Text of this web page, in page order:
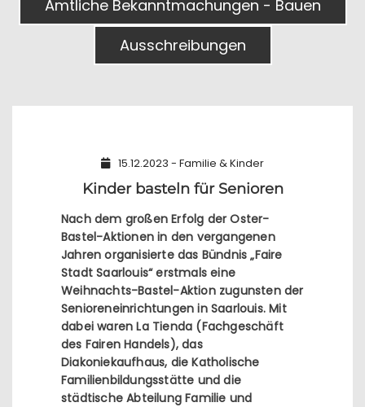
Amtliche Bekanntmachungen - Bauen
Ausschreibungen
15.12.2023 - Familie & Kinder
Kinder basteln für Senioren
Nach dem großen Erfolg der Oster-
Bastel-Aktionen in den vergangenen
Jahren organisierte das Bündnis „Faire
Stadt Saarlouis“ erstmals eine
Weihnachts-Bastel-Aktion zugunsten der
Senioreneinrichtungen in Saarlouis. Mit
dabei waren La Tienda (Fachgeschäft
des Fairen Handels), das
Diakoniekaufhaus, die Katholische
Familienbildungsstätte und die
städtische Abteilung Familie und